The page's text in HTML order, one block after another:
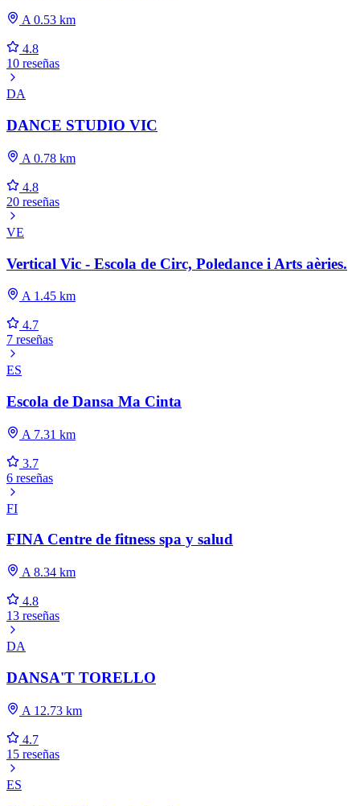
A 0.53 km
4.8
10 reseñas
DA
DANCE STUDIO VIC
A 0.78 km
4.8
20 reseñas
VE
Vertical Vic - Escola de Circ, Poledance i Arts aèries.
A 1.45 km
4.7
7 reseñas
ES
Escola de Dansa Ma Cinta
A 7.31 km
3.7
6 reseñas
FI
FINA Centre de fitness spa y salud
A 8.34 km
4.8
13 reseñas
DA
DANSA'T TORELLO
A 12.73 km
4.7
15 reseñas
ES